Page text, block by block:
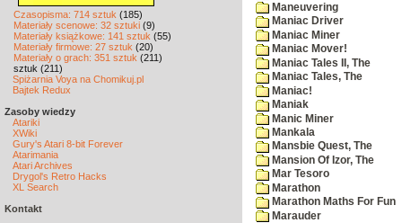
Czasopisma: 714 sztuk (185)
Materiały scenowe: 32 sztuki (9)
Materiały książkowe: 141 sztuk (55)
Materiały firmowe: 27 sztuk (20)
Materiały o grach: 351 sztuk (211)
sztuk (211)
Spiżarnia Voya na Chomikuj.pl
Bajtek Redux
Zasoby wiedzy
Atariki
XWiki
Gury's Atari 8-bit Forever
Atarimania
Atari Archives
Drygol's Retro Hacks
XL Search
Kontakt
Maneuvering
Maniac Driver
Maniac Miner
Maniac Mover!
Maniac Tales II, The
Maniac Tales, The
Maniac!
Maniak
Manic Miner
Mankala
Mansbie Quest, The
Mansion Of Izor, The
Mar Tesoro
Marathon
Marathon Maths For Fun
Marauder